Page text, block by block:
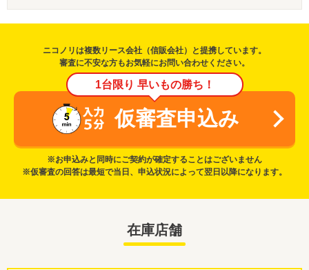
ニコノリは複数リース会社（信販会社）と提携しています。
審査に不安な方もお気軽にお問い合わせください。
1台限り 早いもの勝ち！
仮審査申込み
※お申込みと同時にご契約が確定することはございません
※仮審査の回答は最短で当日、申込状況によって翌日以降になります。
在庫店舗